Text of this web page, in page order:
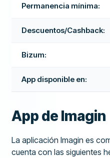
Permanencia mínima:
Descuentos/Cashback:
Bizum:
App disponible en:
App de Imagin
La aplicación Imagin es
cuenta con las siguientes